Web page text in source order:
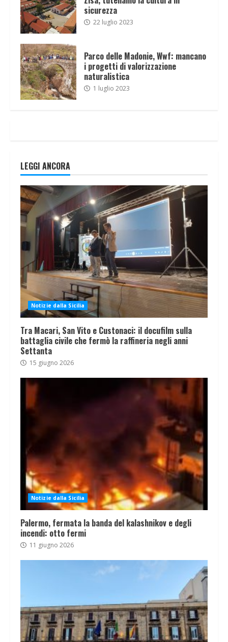
sicurezza
22 luglio 2023
Parco delle Madonie, Wwf: mancano
i progetti di valorizzazione
naturalistica
1 luglio 2023
LEGGI ANCORA
Notizie dalla Sicilia
Tra Macari, San Vito e Custonaci: il docufilm sulla
battaglia civile che fermò la raffineria negli anni
Settanta
15 giugno 2026
Notizie dalla Sicilia
Palermo, fermata la banda del kalashnikov e degli
incendi: otto fermi
11 giugno 2026